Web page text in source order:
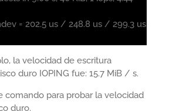
= 202.5 us / 248.8 us / 299.3 us
la velocidad de escritura
duro IOPING fue: 15.7 MiB / s.
comando para probar la velocidad
duro.